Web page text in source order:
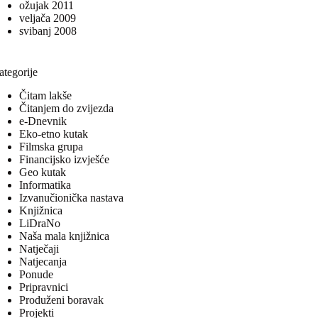
ožujak 2011
veljača 2009
svibanj 2008
Čitam lakše
Čitanjem do zvijezda
e-Dnevnik
Eko-etno kutak
Filmska grupa
Financijsko izvješće
Geo kutak
Informatika
Izvanučionička nastava
Knjižnica
LiDraNo
Naša mala knjižnica
Natječaji
Natjecanja
Ponude
Pripravnici
Produženi boravak
Projekti